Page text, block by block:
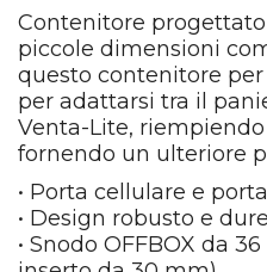
Contenitore
piccole dimensioni
questo contenitore
per adattarsi tra il
Venta-Lite,
fornendo un ulteriore
• Porta cellulare e
• Design robusto e
• Snodo OFFBOX da